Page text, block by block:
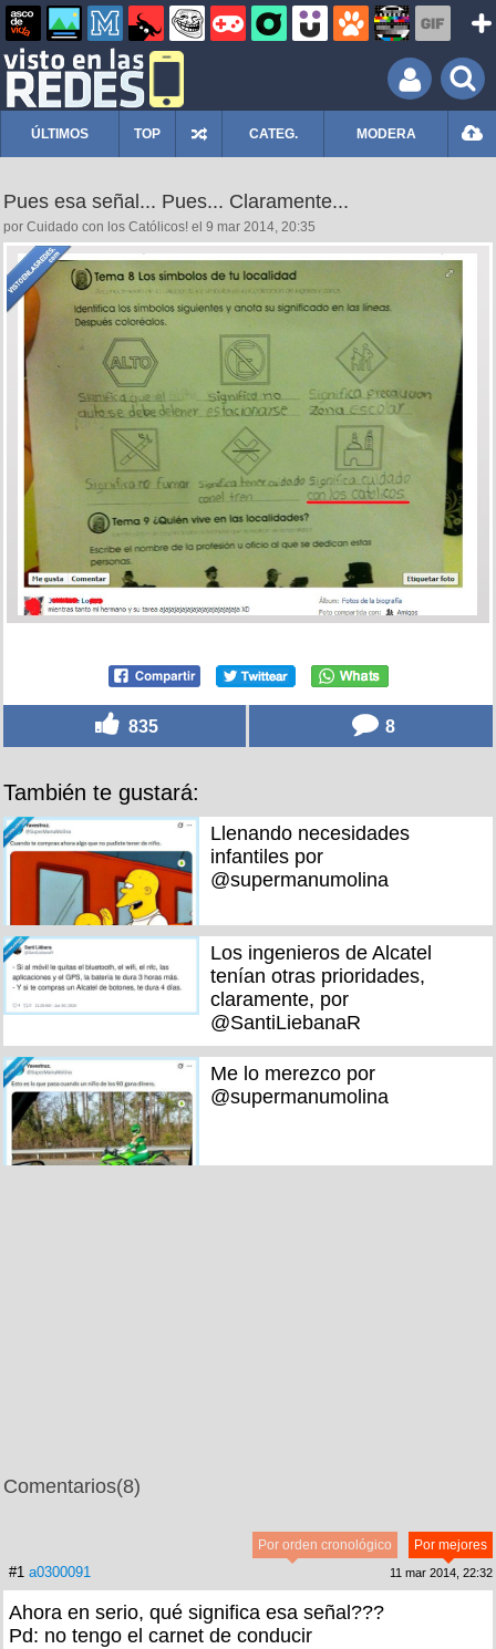
ÚLTIMOS TOP CATEG. MODERA
Pues esa señal... Pues... Claramente...
por Cuidado con los Católicos! el 9 mar 2014, 20:35
835 8
También te gustará:
Llenando necesidades
infantiles por
@supermanumolina
Los ingenieros de Alcatel
tenían otras prioridades,
claramente, por
@SantiLiebanaR
Me lo merezco por
@supermanumolina
Comentarios(8)
Por mejores
Por orden cronológico
#1 a0300091 11 mar 2014, 22:32
Ahora en serio, qué significa esa señal???
Pd: no tengo el carnet de conducir